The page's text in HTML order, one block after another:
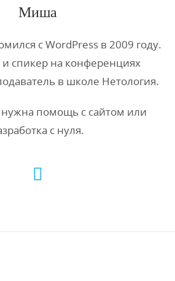
Миша
с WordPress в 2009 году.
и спикер на конференциях
в школе Нетология.
нужна помощь с сайтом или
с нуля.